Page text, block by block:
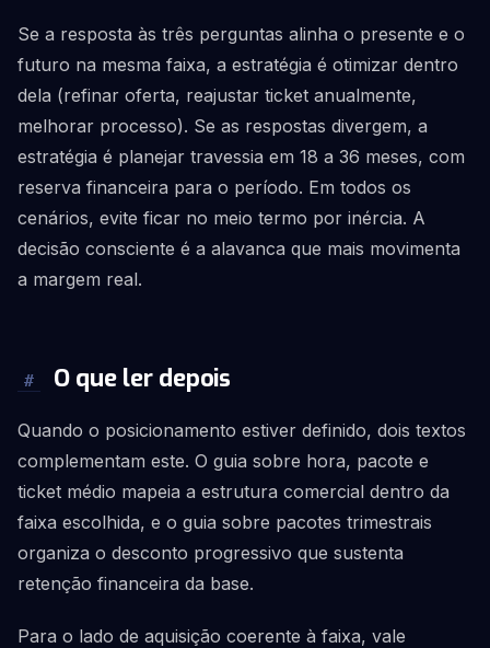
Se a resposta às três perguntas alinha o presente e o
futuro na mesma faixa, a estratégia é otimizar dentro
dela (refinar oferta, reajustar ticket anualmente,
melhorar processo). Se as respostas divergem, a
estratégia é planejar travessia em 18 a 36 meses, com
reserva financeira para o período. Em todos os
cenários, evite ficar no meio termo por inércia. A
decisão consciente é a alavanca que mais movimenta
a margem real.
# O que ler depois
Quando o posicionamento estiver definido, dois textos
complementam este. O guia sobre hora, pacote e
ticket médio mapeia a estrutura comercial dentro da
faixa escolhida, e o guia sobre pacotes trimestrais
organiza o desconto progressivo que sustenta
retenção financeira da base.
Para o lado de aquisição coerente à faixa, vale